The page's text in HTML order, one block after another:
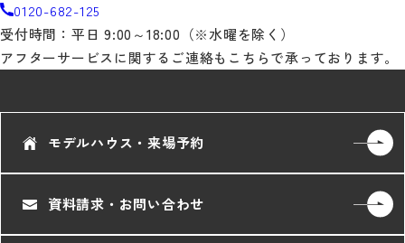
0120-682-125
受付時間：平日 9:00～18:00（※水曜を除く）
アフターサービスに関するご連絡もこちらで承っております。
モデルハウス・来場予約
資料請求・お問い合わせ